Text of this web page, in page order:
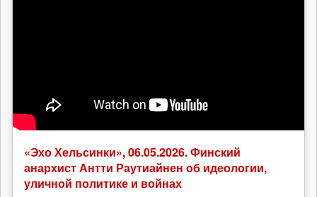
«Эхо Хельсинки», 06.05.2026. Финский
анархист Антти Раутиайнен об идеологии,
уличной политике и войнах